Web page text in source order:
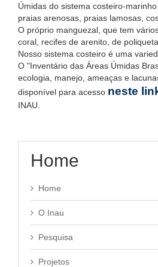
Úmidas do sistema costeiro-
praias arenosas, praias lamosas,
O próprio manguezal, que tem
coral, recifes de arenito, de
Nosso sistema costeiro é uma
O "Inventário das Áreas Úmidas
ecologia, manejo, ameaças e
disponível para acesso neste
INAU.
Home
Home
O Inau
Pesquisa
Projetos